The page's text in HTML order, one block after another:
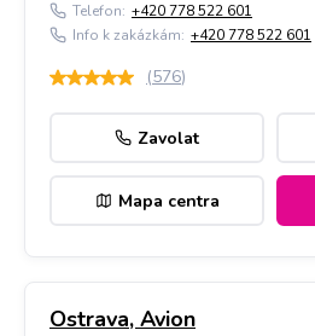
Telefon: +420 778 522 601
Info k zakázkám: +420 778 522 601
(576)
Zavolat
Mapa centra
Ostrava, Avion